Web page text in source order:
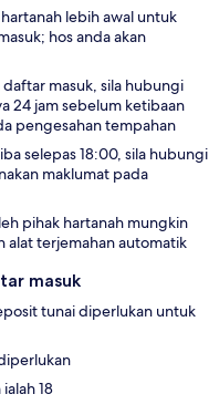
lebih awal untuk
hos anda akan
masuk, sila hubungi
24 jam sebelum ketibaan
pengesahan tempahan
selepas 18:00, sila hubungi
maklumat pada
pihak hartanah mungkin
alat terjemahan automatik
masuk
tunai diperlukan untuk
18